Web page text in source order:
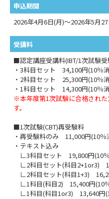
申込期間
2026年4月6日(月)～2026年5月
受講料
■認定講座受講料(IBT/1次試験
・3科目セット 34,100円(10％
・2科目セット 25,300円(10％
・1科目セット 14,300円(10％
※本年度第1次試験に合格され
す。
■1次試験(CBT)再受験料
・再受験料のみ 11,000円(10％
・テキスト込み
∟3科目セット 19,800円(10
∟2科目セット(科目2+1or3)
∟2科目セット(科目1+3)
∟1科目(科目2) 15,400円(10
∟1科目(科目1or3) 13,640円